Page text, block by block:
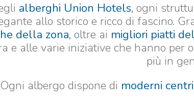
alberghi Union Hotels, ogni
allo storico e ricco di fascino.
della zona, oltre ai migliori piatti
e alle varie iniziative che hanno per
più in
Ogni albergo dispone di moderni